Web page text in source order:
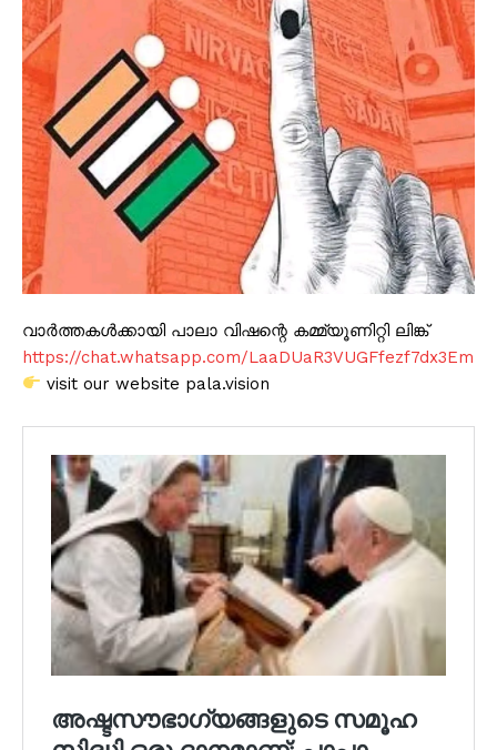
വാർത്തകൾക്കായി പാലാ വിഷന്റെ കമ്മ്യൂണിറ്റി ലിങ്ക്
https://chat.whatsapp.com/LaaDUaR3VUGFfezf7dx3Em
visit our website pala.vision